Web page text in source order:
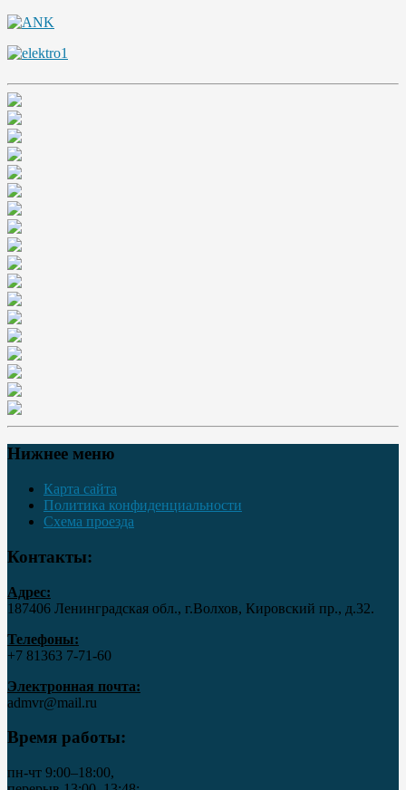
Нижнее меню
Карта сайта
Политика конфиденциальности
Схема проезда
Контакты:
Адрес:
187406 Ленинградская обл., г.Волхов, Кировский пр., д.32.
Телефоны:
+7 81363 7‑71-60
Электронная почта:
admvr@mail.ru
Время работы:
пн-чт 9:00–18:00,